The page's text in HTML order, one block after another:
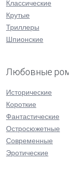
Классические
Крутые
Триллеры
Шпионские
Любовные
Исторические
Короткие
Фантастические
Остросюжетные
Современные
Эротические